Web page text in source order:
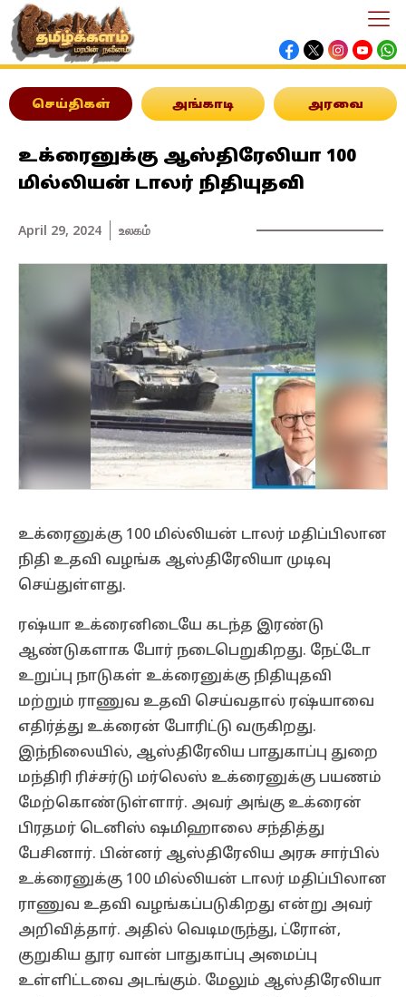
செய்திகள் அங்காடி அரவை
உக்ரைனுக்கு ஆஸ்திரேலியா 100
மில்லியன் டாலர் நிதியுதவி
April 29, 2024 உலகம்
உக்ரைனுக்கு 100 மில்லியன் டாலர் மதிப்பிலான
நிதி உதவி வழங்க ஆஸ்திரேலியா முடிவு
செய்துள்ளது.
ரஷ்யா உக்ரைனிடையே கடந்த இரண்டு
ஆண்டுகளாக போர் நடைபெறுகிறது. நேட்டோ
உறுப்பு நாடுகள் உக்ரைனுக்கு நிதியுதவி
மற்றும் ராணுவ உதவி செய்வதால் ரஷ்யாவை
எதிர்த்து உக்ரைன் போரிட்டு வருகிறது.
இந்நிலையில், ஆஸ்திரேலிய பாதுகாப்பு துறை
மந்திரி ரிச்சர்டு மர்லெஸ் உக்ரைனுக்கு பயணம்
மேற்கொண்டுள்ளார். அவர் அங்கு உக்ரைன்
பிரதமர் டெனிஸ் ஷமிஹாலை சந்தித்து
பேசினார். பின்னர் ஆஸ்திரேலிய அரசு சார்பில்
உக்ரைனுக்கு 100 மில்லியன் டாலர் மதிப்பிலான
ராணுவ உதவி வழங்கப்படுகிறது என்று அவர்
அறிவித்தார். அதில் வெடிமருந்து, ட்ரோன்,
குறுகிய தூர வான் பாதுகாப்பு அமைப்பு
உள்ளிட்டவை அடங்கும். மேலும் ஆஸ்திரேலியா